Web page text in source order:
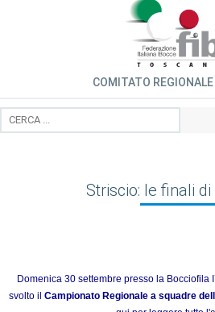
COMITATO
Striscio: le finali
Domenica 30 settembre presso la Bocciofila
svolto il Campionato Regionale a squadre